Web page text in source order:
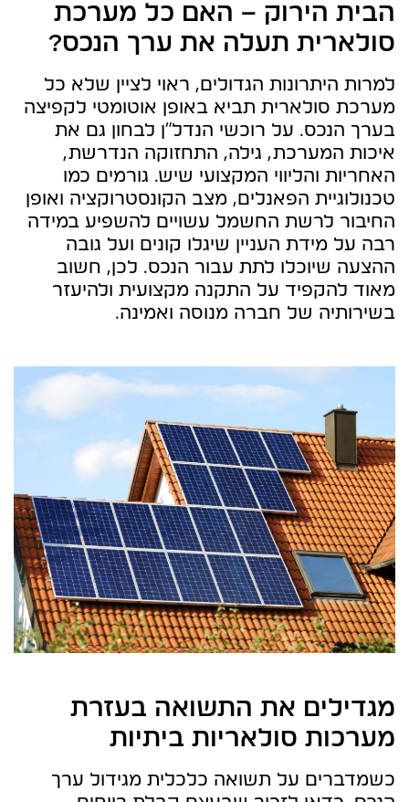
הבית הירוק – האם כל מערכת
סולארית תעלה את ערך הנכס?
למרות היתרונות הגדולים, ראוי לציין שלא כל
מערכת סולארית תביא באופן אוטומטי לקפיצה
בערך הנכס. על רוכשי הנדל"ן לבחון גם את
איכות המערכת, גילה, התחזוקה הנדרשת,
האחריות והליווי המקצועי שיש. גורמים כמו
טכנולוגיית הפאנלים, מצב הקונסטרוקציה ואופן
החיבור לרשת החשמל עשויים להשפיע במידה
רבה על מידת העניין שיגלו קונים ועל גובה
ההצעה שיוכלו לתת עבור הנכס. לכן, חשוב
מאוד להקפיד על התקנה מקצועית ולהיעזר
בשירותיה של חברה מנוסה ואמינה.
מגדילים את התשואה בעזרת
מערכות סולאריות ביתיות
כשמדברים על תשואה כלכלית מגידול ערך